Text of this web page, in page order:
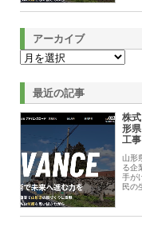
アーカイブ
最近の記事
株
形
工
山形
る企
手が
民の